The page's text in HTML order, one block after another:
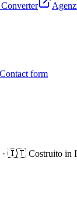
Contact form
🇮🇹 Costruito in